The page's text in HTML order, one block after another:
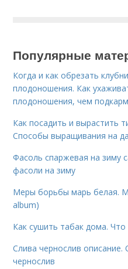
Популярные
Когда и как обрезать
плодоношения. Как
плодоношения, чем
Как посадить и вырастить
Способы выращивания на
Фасоль спаржевая на зиму
фасоли на зиму
Меры борьбы марь белая.
album)
Как сушить табак дома.
Слива чернослив
чернослив